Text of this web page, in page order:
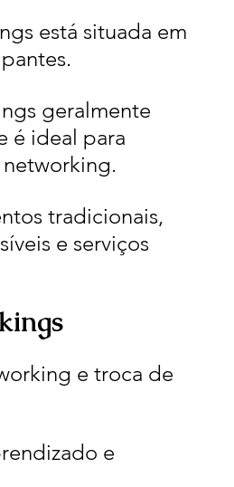
está situada em
geralmente
é ideal para
tradicionais,
e serviços
e troca de
e